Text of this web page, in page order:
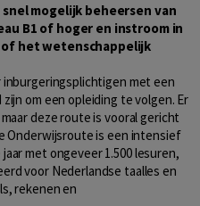
mogelijk beheersen van
B1 of hoger en instroom in
het wetenschappelijk
met een
om een opleiding te volgen. Er
deze route is vooral gericht
Onderwijsroute is een intensief
met ongeveer 1.500 lesuren,
voor Nederlandse taalles en
rekenen en